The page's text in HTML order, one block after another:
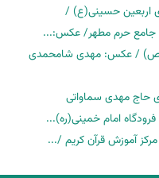
اربعین حسینی(ع) /
جامع حرم مطهر/ عکس:...
/ عکس: مهدی شامحمدی
حاج مهدی سماواتی
امام خمینی(ره)...
آموزش قرآن کریم /...